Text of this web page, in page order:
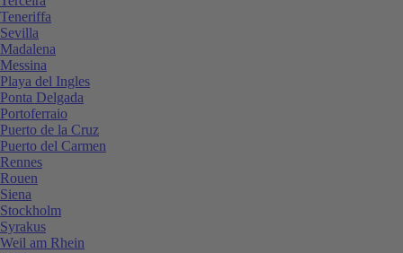
Teneriffa
Sevilla
Madalena
Messina
Playa del Ingles
Ponta Delgada
Portoferraio
Puerto de la Cruz
Puerto del Carmen
Rennes
Rouen
Siena
Stockholm
Syrakus
Weil am Rhein